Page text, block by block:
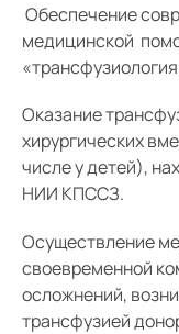
Обеспечение
медицинской
Оказание
хирургических
числе у детей),
НИИ КПССЗ.
Осуществление
своевременной
осложнений,
трансфузией